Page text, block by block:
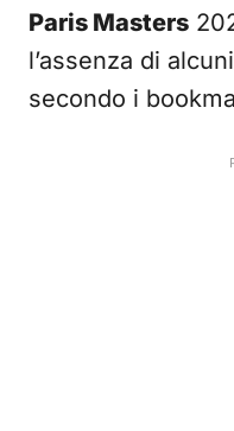
Paris Masters
l’assenza di
secondo i